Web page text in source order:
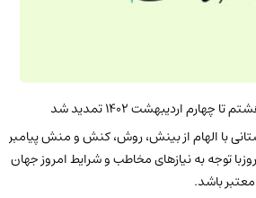
اردیبهشت 1402 تمدید شد
با الهام از بینش، روش، کنش و منش پیامبر
توجه به نیازهای مخاطب و شرایط امروز جهان
باشد.